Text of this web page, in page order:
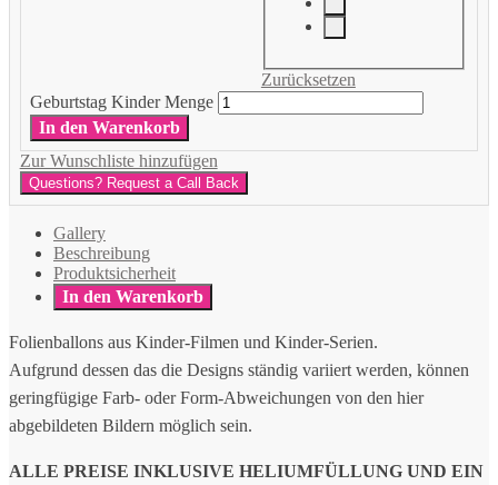
Zurücksetzen
Geburtstag Kinder Menge
In den Warenkorb
Zur Wunschliste hinzufügen
Questions? Request a Call Back
Gallery
Beschreibung
Produktsicherheit
In den Warenkorb
Folienballons aus Kinder-Filmen und Kinder-Serien.
Aufgrund dessen das die Designs ständig variiert werden, können
geringfügige Farb- oder Form-Abweichungen von den hier
abgebildeten Bildern möglich sein.
ALLE PREISE INKLUSIVE HELIUMFÜLLUNG UND EIN